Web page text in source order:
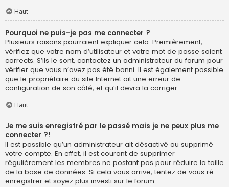
Haut
Pourquoi ne puis-je pas me connecter ?
Plusieurs raisons pourraient expliquer cela. Premièrement,
vérifiez que votre nom d’utilisateur et votre mot de passe soient
corrects. S’ils le sont, contactez un administrateur du forum pour
vérifier que vous n’avez pas été banni. Il est également possible
que le propriétaire du site Internet ait une erreur de
configuration de son côté, et qu’il devra la corriger.
Haut
Je me suis enregistré par le passé mais je ne peux plus me
connecter ?!
Il est possible qu’un administrateur ait désactivé ou supprimé
votre compte. En effet, il est courant de supprimer
régulièrement les membres ne postant pas pour réduire la taille
de la base de données. Si cela vous arrive, tentez de vous ré-
enregistrer et soyez plus investi sur le forum.